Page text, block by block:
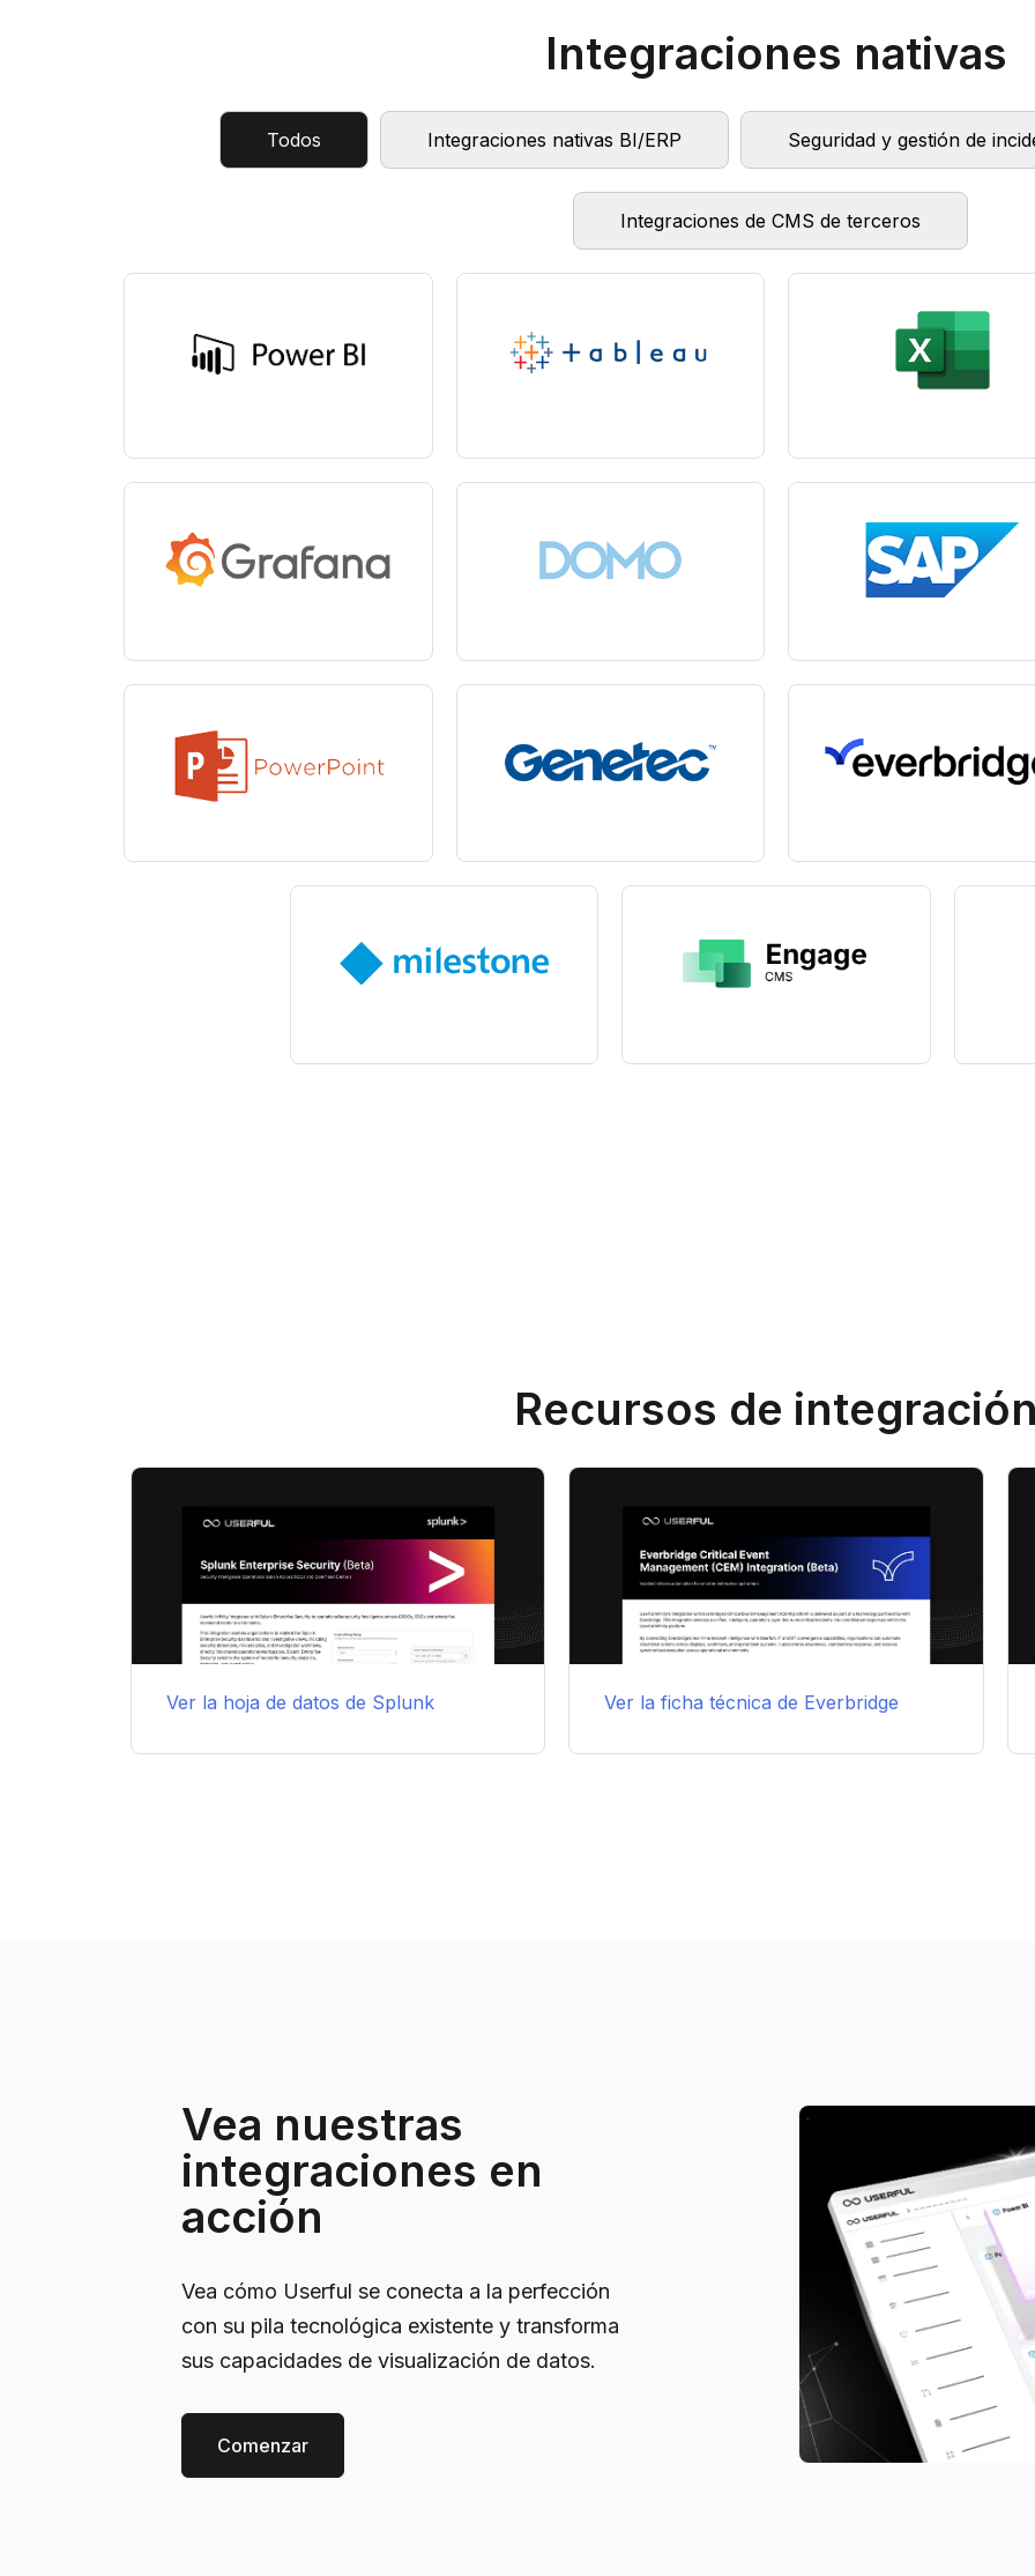
Integraciones nativas
Todos Integraciones nativas BI/ERP Seguridad y gestión de
Integraciones de CMS de terceros
Recursos de
Ver la hoja de datos de Splunk Ver la ficha técnica de Everbridge
Vea nuestras
integraciones en
acción
Vea cómo Userful se conecta a la perfección
con su pila tecnológica existente y transforma
sus capacidades de visualización de datos.
Comenzar